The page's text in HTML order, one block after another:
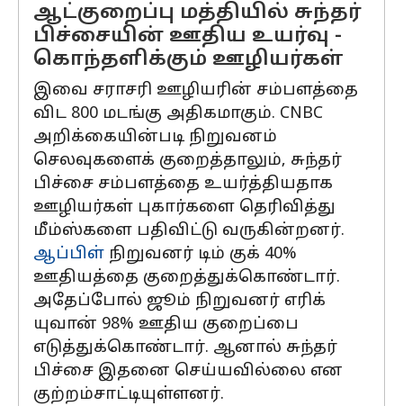
ஆட்குறைப்பு மத்தியில் சுந்தர்
பிச்சையின் ஊதிய உயர்வு -
கொந்தளிக்கும் ஊழியர்கள்
இவை சராசரி ஊழியரின் சம்பளத்தை
விட 800 மடங்கு அதிகமாகும். CNBC
அறிக்கையின்படி நிறுவனம்
செலவுகளைக் குறைத்தாலும், சுந்தர்
பிச்சை சம்பளத்தை உயர்த்தியதாக
ஊழியர்கள் புகார்களை தெரிவித்து
மீம்ஸ்களை பதிவிட்டு வருகின்றனர்.
ஆப்பிள் நிறுவனர் டிம் குக் 40%
ஊதியத்தை குறைத்துக்கொண்டார்.
அதேப்போல் ஜூம் நிறுவனர் எரிக்
யுவான் 98% ஊதிய குறைப்பை
எடுத்துக்கொண்டார். ஆனால் சுந்தர்
பிச்சை இதனை செய்யவில்லை என
குற்றம்சாட்டியுள்ளனர்.